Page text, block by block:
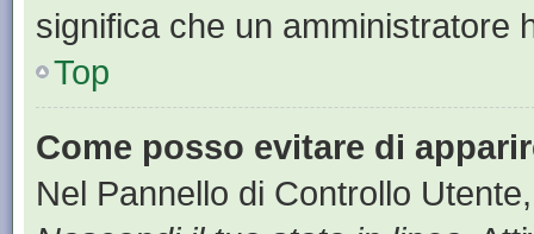
significa che un amministratore
Top
Come posso evitare di
Nel Pannello di Controllo